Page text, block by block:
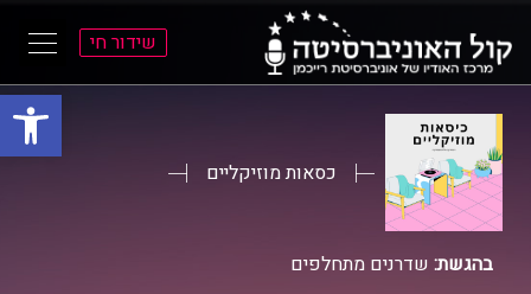
פתח
הראשי
הראשי
שידור חי
כסאות מוזיקליים
בהגשת: שדרנים מתחלפים